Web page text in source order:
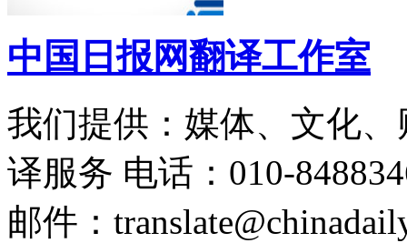
中国日报网翻译工作室
我们提供：媒体、文化
译服务 电话：010-
邮件：